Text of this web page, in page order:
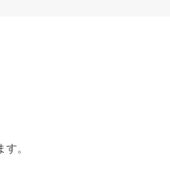
。